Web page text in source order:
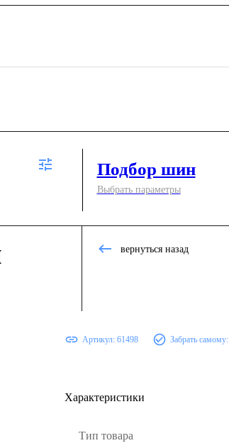
Подбор шин
Выбрать параметры
вернуться назад
Артикул: 61498 Забрать самому:
Характеристики
Тип товара